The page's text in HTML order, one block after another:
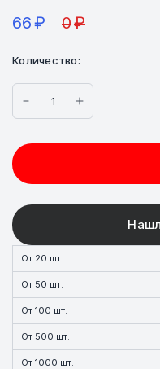
66₽ 0₽
Количество:
От 20 шт.
От 50 шт.
От 100 шт.
От 500 шт.
От 1000 шт.